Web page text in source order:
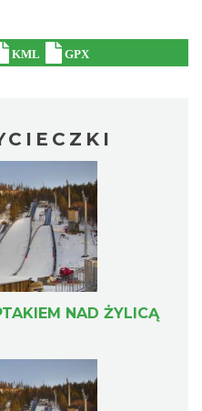
NAD ŻYLICĄ